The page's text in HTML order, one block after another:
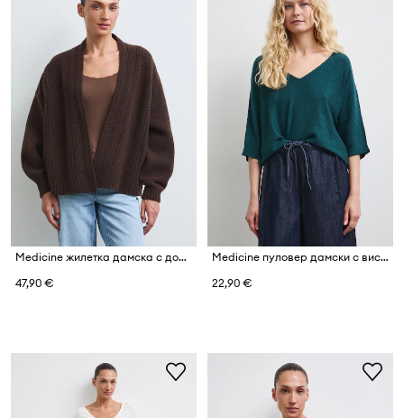
Medicine жилетка дамска с добавена вълна
47,90 €
Medicine пуловер дамски с вискоза
22,90 €